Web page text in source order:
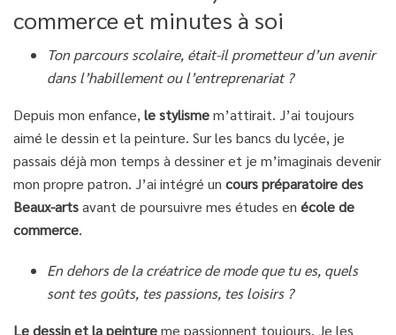
commerce et minutes à soi
Ton parcours scolaire, était-il prometteur d’un avenir
dans l’habillement ou l’entreprenariat ?
Depuis mon enfance, le stylismem’attirait. J’ai toujours
aimé le dessin et la peinture. Sur les bancs du lycée, je
passais déjà mon temps à dessiner et je m’imaginais devenir
mon propre patron. J’ai intégré un cours préparatoire des
Beaux-artsavant de poursuivre mes études en école de
commerce.
En dehors de la créatrice de mode que tu es, quels
sont tes goûts, tes passions, tes loisirs ?
Le dessin et la peintureme passionnent toujours. Je les